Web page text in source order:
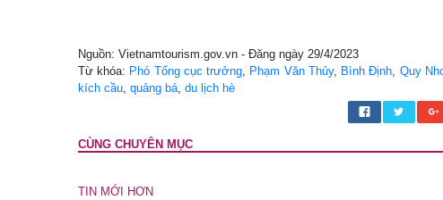
Nguồn: Vietnamtourism.gov.vn - Đăng ngày 29/4/2023
Từ khóa: Phó Tổng cục trưởng, Phạm Văn Thủy, Bình Định, Quy
kích cầu, quảng bá, du lịch hè
CÙNG CHUYÊN MỤC
TIN MỚI HƠN